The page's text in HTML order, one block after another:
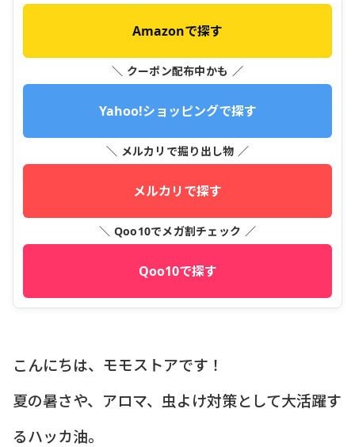
Amazonで探す
＼ クーポン配布中かも ／
Yahoo!ショッピングで探す
＼ メルカリで掘り出し物 ／
メルカリで探す
＼ Qoo10でメガ割チェック ／
Qoo10で探す
こんにちは、モモストアです！
夏の暑さや、アロマ、虫よけ対策として大活躍す
るハッカ油。